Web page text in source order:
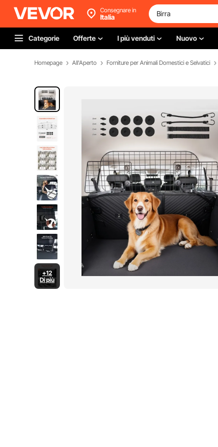
Consegnare in
Italia
Categorie Offerte I più venduti Nuovo
Homepage All'Aperto Forniture per Animali Domestici e Selvatici
+12
Di più